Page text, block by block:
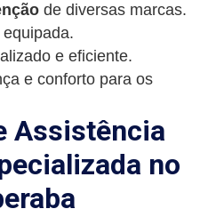
de diversas marcas.
e eficiente.
e conforto para os
Assistência
no